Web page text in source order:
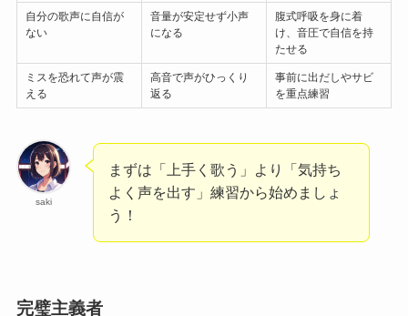
自分の歌声に自信が
ない
音量が安定せず小声
になる
腹式呼吸を身に着
け、音圧で自信を持
たせる
ミスを恐れて声が震
える
高音で声がひっくり
返る
事前に出だしやサビ
を重点練習
saki
まずは「上手く歌う」より「気持ち
よく声を出す」練習から始めましょ
う！
完璧主義者